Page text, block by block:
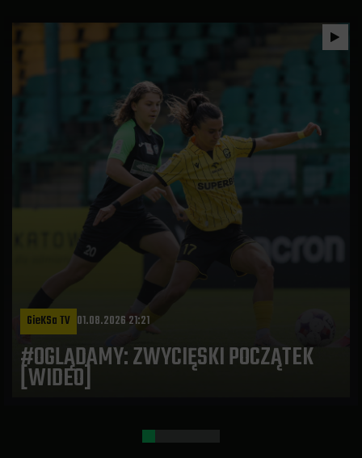
GieKSa TV 01.08.2026 21:21
#OGLĄDAMY: ZWYCIĘSKI POCZĄTEK
[WIDEO]